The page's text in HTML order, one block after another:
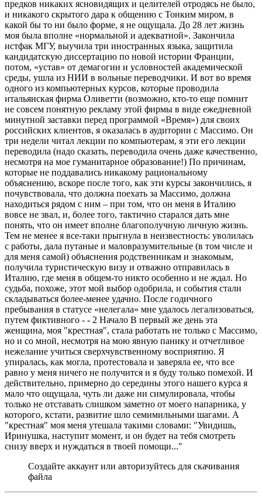
предков никаких ясновидящих и целителей отродясь не было,
и никакого скрытого дара к общению с Тонким миром, в
какой бы то ни было форме, я не ощущала. До 28 лет жизнь
моя была вполне «нормальной и адекватной». Закончила
истфак МГУ, выучила три иностранных языка, защитила
кандидатскую диссертацию по новой истории Франции,
потом, «устав» от демагогии и условностей академической
среды, ушла из НИИ в вольные переводчики. И вот во время
одного из компьютерных курсов, которые проводила
итальянская фирма Оливетти (возможно, кто-то еще помнит
не совсем понятную рекламу этой фирмы в виде ежедневной
минутной заставки перед программой «Время») для своих
российских клиентов, я оказалась в аудитории с Массимо. Он
три недели читал лекции по компьютерам, я эти его лекции
переводила (надо сказать, переводила очень даже качественно,
несмотря на мое гуманитарное образование!) По причинам,
которые не поддавались никакому рациональному
объяснению, вскоре после того, как эти курсы закончились, я
почувствовала, что должна поехать за Массимо, должна
находиться рядом с ним – при том, что он меня в Италию
вовсе не звал, и, более того, тактично старался дать мне
понять, что он имеет вполне благополучную личную жизнь.
Тем не менее я все-таки прыгнула в неизвестность: уволилась
с работы, дала путаные и маловразумительные (в том числе и
для меня самой) объяснения родственникам и знакомым,
получила туристическую визу и отважно отправилась в
Италию, где меня в общем-то никто особенно и не ждал. Но
судьба, похоже, этот мой выбор одобрила, и события стали
складываться более-менее удачно. После годичного
пребывания в статусе «нелегала» мне удалось легализоваться,
путем фиктивного - - 2 Начало В первый же день эта
женщина, моя "крестная", стала работать не только с Массимо,
но и со мной, несмотря на мою явную панику и отчетливое
нежелание учиться сверхчувственному восприятию. Я
упиралась, как могла, протестовала и заверяла ее, что все
равно у меня ничего не получится и я буду только помехой. И
действительно, примерно до середины этого нашего курса я
мало что ощущала, чуть ли даже ни симулировала, чтобы
только не отставать слишком заметно от моего напарника, у
которого, кстати, развитие шло семимильными шагами. А
"крестная" моя меня утешала такими словами: "Увидишь,
Иринушка, наступит момент, и он будет на тебя смотреть
снизу вверх и нуждаться в твоей помощи..."
Создайте аккаунт или авторизуйтесь для скачивания
файла